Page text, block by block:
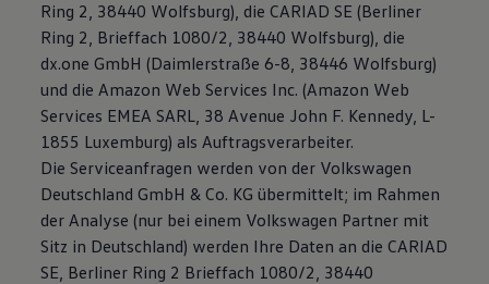
Ring 2, 38440 Wolfsburg), die CARIAD SE (Berliner
Ring 2, Brieffach 1080/2, 38440 Wolfsburg), die
dx.one GmbH (Daimlerstraße 6-8, 38446 Wolfsburg)
und die Amazon Web Services Inc. (Amazon Web
Services EMEA SARL, 38 Avenue John F. Kennedy, L-
1855 Luxemburg) als Auftragsverarbeiter.
Die Serviceanfragen werden von der Volkswagen
Deutschland GmbH & Co. KG übermittelt; im Rahmen
der Analyse (nur bei einem Volkswagen Partner mit
Sitz in Deutschland) werden Ihre Daten an die CARIAD
SE, Berliner Ring 2 Brieffach 1080/2, 38440